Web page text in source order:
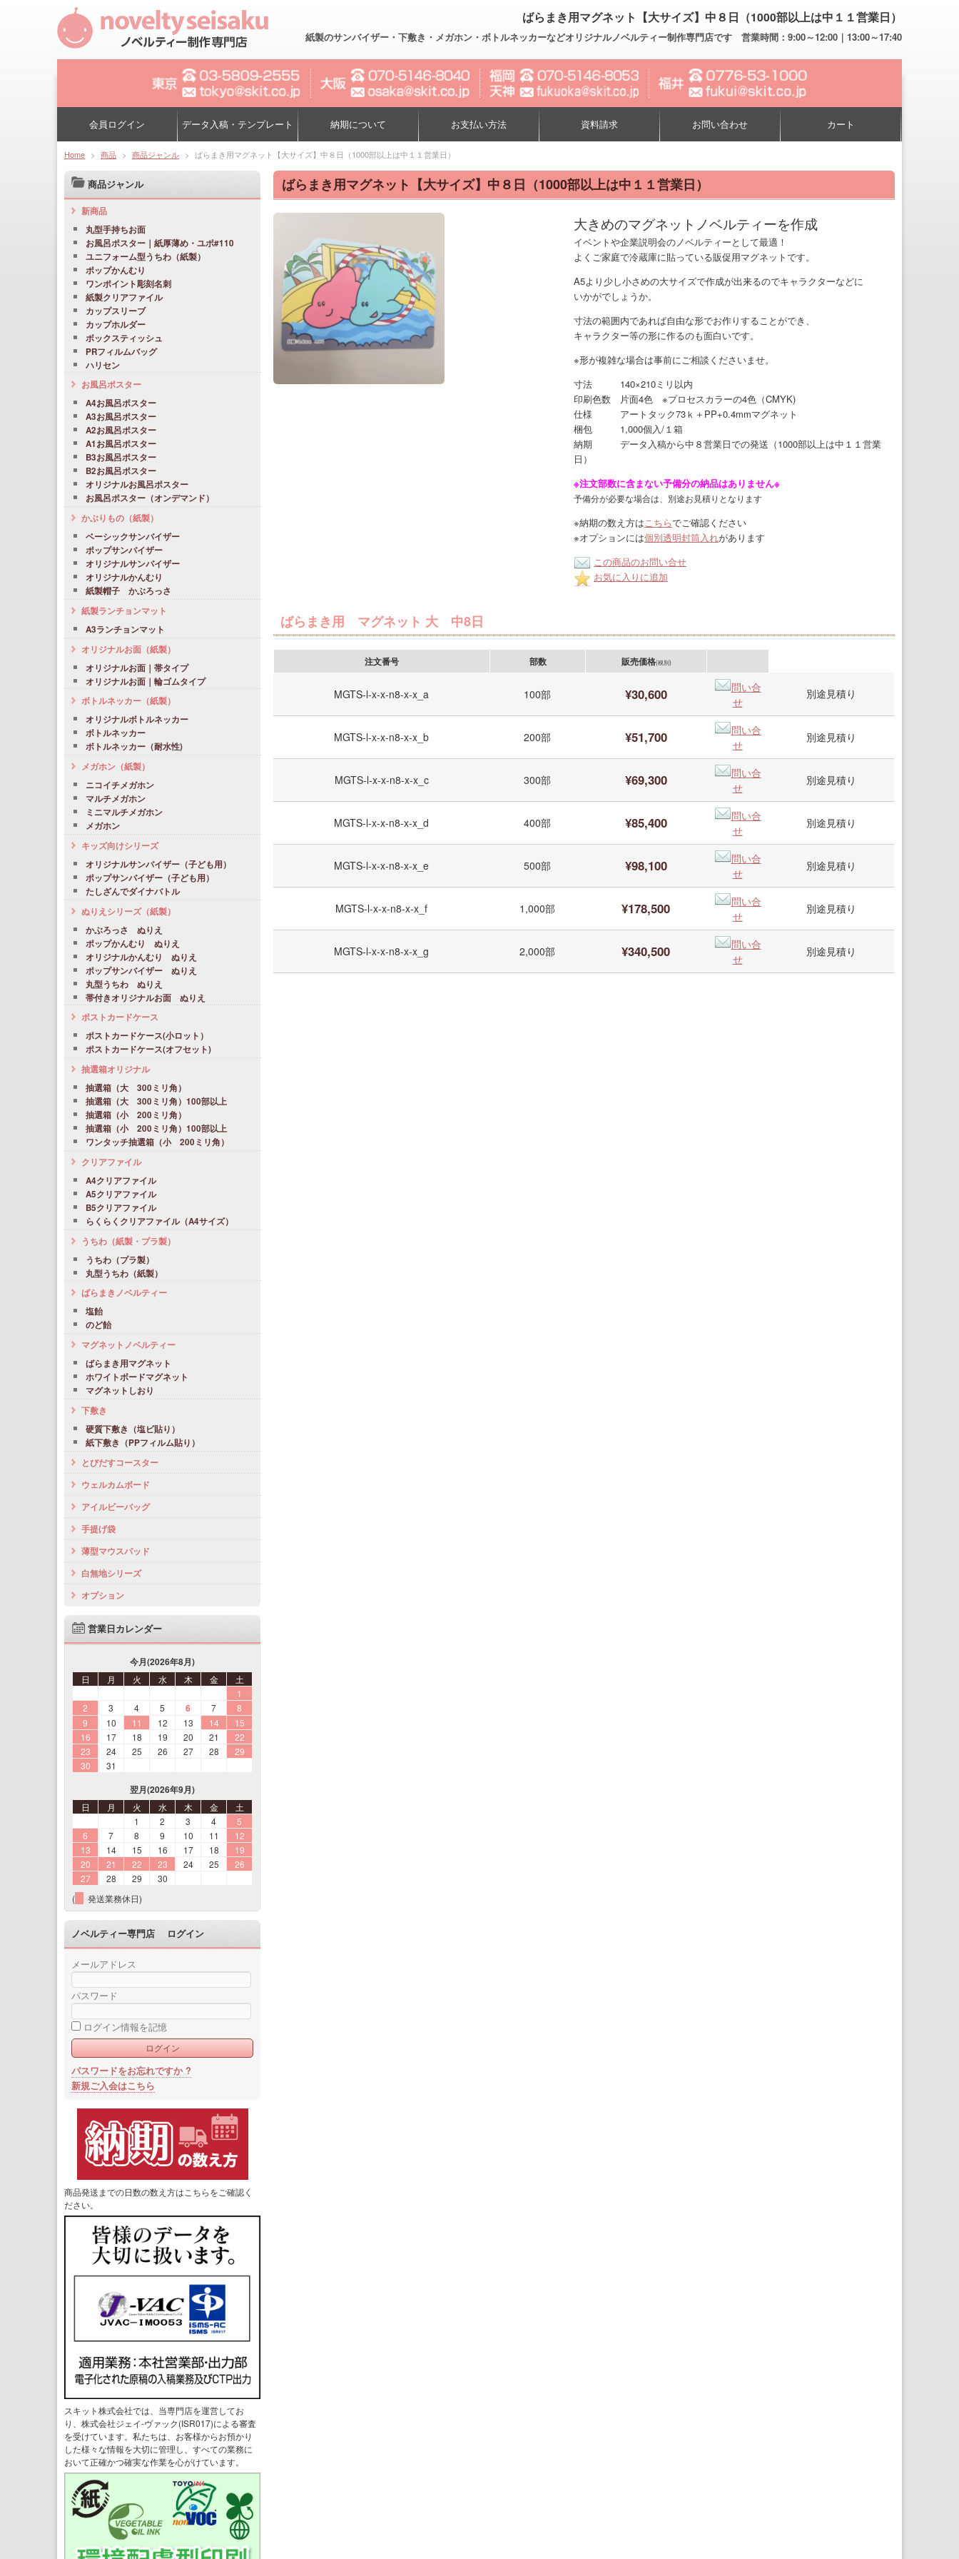
ばらまき用マグネット【大サイズ】中８日（1000部以上は中１１営業日）
紙製のサンバイザー・下敷き・メガホン・ボトルネッカーなどオリジナルノベルティー制作専門店です 営業時間：9:00～12:00｜13:00～17:40
会員ログイン データ入稿・テンプレート 納期について お支払い方法 資料請求 お問い合わせ カート
Home > 商品 > 商品ジャンル > ばらまき用マグネット【大サイズ】中８日（1000部以上は中１１営業日）
ばらまき用マグネット【大サイズ】中８日（1000部以上は中１１営業日）
大きめのマグネットノベルティーを作成
イベントや企業説明会のノベルティーとして最適！
よくご家庭で冷蔵庫に貼っている販促用マグネットです。
A5より少し小さめの大サイズで作成が出来るのでキャラクターなどに
いかがでしょうか。
寸法の範囲内であれば自由な形でお作りすることができ、
キャラクター等の形に作るのも面白いです。
※形が複雑な場合は事前にご相談くださいませ。
寸法 140×210ミリ以内
印刷色数 片面4色 ※プロセスカラーの4色（CMYK)
仕様 アートタック73ｋ＋PP+0.4mmマグネット
梱包 1,000個入/１箱
納期 データ入稿から中８営業日での発送（1000部以上は中１１営業
日）
※注文部数に含まない予備分の納品はありません※
予備分が必要な場合は、別途お見積りとなります
※納期の数え方は こちらでご確認ください
※オプションには個別透明封筒入れがあります
この商品のお問い合せ
お気に入りに追加
ばらまき用 マグネット 大 中8日
注文番号 部数 販売価格(税別)
MGTS-l-x-x-n8-x-x_a 100部 ¥30,600
問い合
せ
別途見積り
MGTS-l-x-x-n8-x-x_b 200部 ¥51,700
問い合
せ
別途見積り
MGTS-l-x-x-n8-x-x_c 300部 ¥69,300
問い合
せ
別途見積り
MGTS-l-x-x-n8-x-x_d 400部 ¥85,400
問い合
せ
別途見積り
MGTS-l-x-x-n8-x-x_e 500部 ¥98,100
問い合
せ
別途見積り
MGTS-l-x-x-n8-x-x_f 1,000部 ¥178,500
問い合
せ
別途見積り
MGTS-l-x-x-n8-x-x_g 2,000部 ¥340,500
問い合
せ
別途見積り
商品ジャンル
新商品
丸型手持ちお面
お風呂ポスター｜紙厚薄め・ユポ#110
ユニフォーム型うちわ（紙製）
ポップかんむり
ワンポイント彫刻名刺
紙製クリアファイル
カップスリーブ
カップホルダー
ボックスティッシュ
PRフィルムバッグ
ハリセン
お風呂ポスター
A4お風呂ポスター
A3お風呂ポスター
A2お風呂ポスター
A1お風呂ポスター
B3お風呂ポスター
B2お風呂ポスター
オリジナルお風呂ポスター
お風呂ポスター（オンデマンド）
かぶりもの（紙製）
ベーシックサンバイザー
ポップサンバイザー
オリジナルサンバイザー
オリジナルかんむり
紙製帽子 かぶろっさ
紙製ランチョンマット
A3ランチョンマット
オリジナルお面（紙製）
オリジナルお面｜帯タイプ
オリジナルお面｜輪ゴムタイプ
ボトルネッカー（紙製）
オリジナルボトルネッカー
ボトルネッカー
ボトルネッカー（耐水性)
メガホン（紙製）
ニコイチメガホン
マルチメガホン
ミニマルチメガホン
メガホン
キッズ向けシリーズ
オリジナルサンバイザー（子ども用）
ポップサンバイザー（子ども用）
たしざんでダイナバトル
ぬりえシリーズ（紙製）
かぶろっさ ぬりえ
ポップかんむり ぬりえ
オリジナルかんむり ぬりえ
ポップサンバイザー ぬりえ
丸型うちわ ぬりえ
帯付きオリジナルお面 ぬりえ
ポストカードケース
ポストカードケース(小ロット）
ポストカードケース(オフセット)
抽選箱オリジナル
抽選箱（大 300ミリ角）
抽選箱（大 300ミリ角）100部以上
抽選箱（小 200ミリ角）
抽選箱（小 200ミリ角）100部以上
ワンタッチ抽選箱（小 200ミリ角）
クリアファイル
A4クリアファイル
A5クリアファイル
B5クリアファイル
らくらくクリアファイル（A4サイズ）
うちわ（紙製・プラ製）
うちわ（プラ製）
丸型うちわ（紙製）
ばらまきノベルティー
塩飴
のど飴
マグネットノベルティー
ばらまき用マグネット
ホワイトボードマグネット
マグネットしおり
下敷き
硬質下敷き（塩ビ貼り）
紙下敷き（PPフィルム貼り）
とびだすコースター
ウェルカムボード
アイルビーバッグ
手提げ袋
薄型マウスパッド
白無地シリーズ
オプション
営業日カレンダー
今月(2026年8月)
日 月 火 水 木 金
土
1
2
3 4 5 6 7
8
9
10 11 12 13 14
15
16
17 18 19 20 21
22
23
24 25 26 27 28
29
30
31
翌月(2026年9月)
日 月 火 水 木 金
土
1
2 3 4
5
6
7 8 9 10 11
12
13
14 15 16 17 18
19
20
21 22 23 24 25
26
27
28 29
30
(
発送業務休日)
ノベルティー専門店 ログイン
メールアドレス
パスワード
ログイン情報を記憶
パスワードをお忘れですか ?
新規ご入会はこちら
商品発送までの日数の数え方はこちらをご確認く
ださい。
スキット株式会社では、当専門店を運営してお
り、株式会社ジェイ-ヴァック(ISR017)による審査
を受けています。私たちは、お客様からお預かり
した様々な情報を大切に管理し、すべての業務に
おいて正確かつ確実な作業を心がけています。